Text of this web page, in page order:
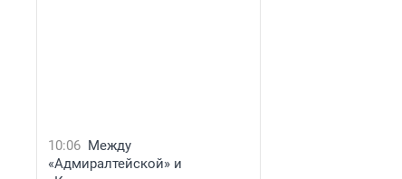
10:06 Между
«Адмиралтейской» и